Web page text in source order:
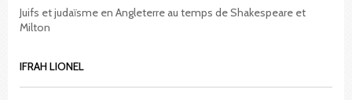
Juifs et judaïsme en Angleterre au temps de Shakespeare et
Milton
IFRAH LIONEL